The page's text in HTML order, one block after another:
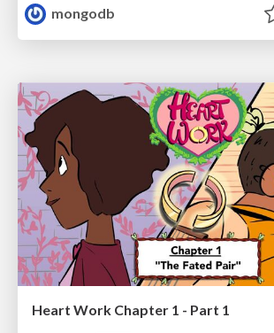
mongodb
Heart Work Chapter 1 - Part 1